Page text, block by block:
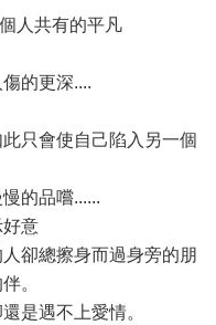
人共有的平凡
的更深....
只會使自己陷入另一個
的品嚐......
意
卻總擦身而過身旁的朋
。
是遇不上愛情。